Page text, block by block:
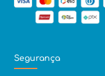
Segurança